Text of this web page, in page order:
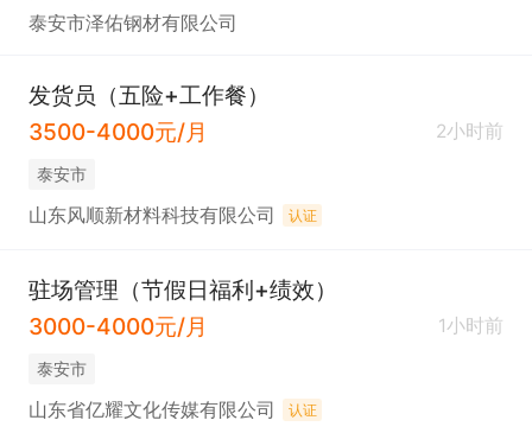
泰安市泽佑钢材有限公司
发货员（五险+工作餐）
3500-4000元/月
2小时前
泰安市
山东风顺新材料科技有限公司 认证
驻场管理（节假日福利+绩效）
3000-4000元/月
1小时前
泰安市
山东省亿耀文化传媒有限公司 认证